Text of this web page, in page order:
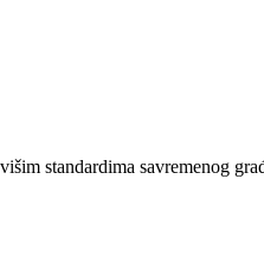
standardima savremenog